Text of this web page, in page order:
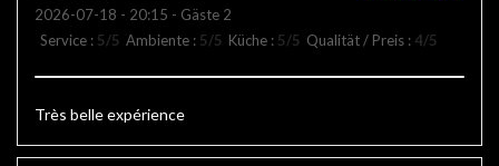
2026-07-18 - 20:15 - Gäste 2
Service : 5/5 Ambiente : 5/5 Küche : 5/5 Qualität / Preis : 4/5
Très belle expérience